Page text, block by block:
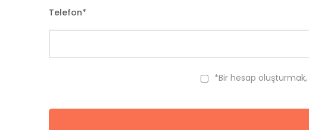
Telefon*
*Bir hesap oluşturmak,